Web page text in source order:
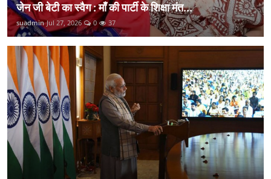
जेन जी बेटी का स्वैग : माँ की पार्टी के शिक्षा मंत...
suadmin Jul 27, 2026 0 37